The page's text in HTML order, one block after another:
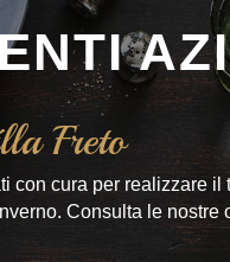
Freto
cura per realizzare
Consulta le nostre